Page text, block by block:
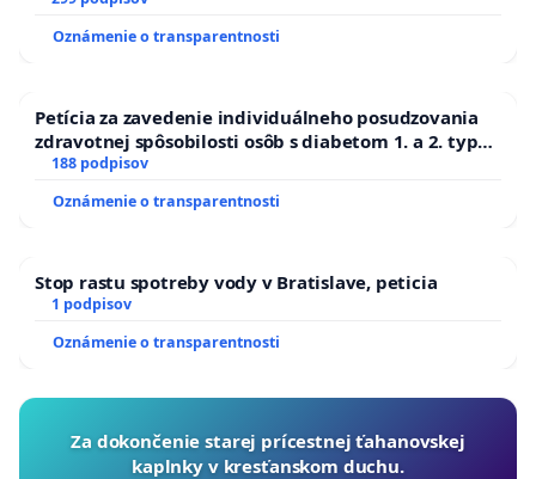
Oznámenie o transparentnosti
Petícia za zavedenie individuálneho posudzovania
zdravotnej spôsobilosti osôb s diabetom 1. a 2. typu
pri prijímaní do Policajného zboru SR
188 podpisov
Oznámenie o transparentnosti
Stop rastu spotreby vody v Bratislave, peticia
1 podpisov
Oznámenie o transparentnosti
Za dokončenie starej prícestnej ťahanovskej
kaplnky v kresťanskom duchu.